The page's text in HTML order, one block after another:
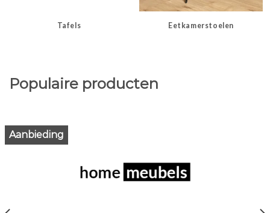
Tafels Eetkamerstoelen
Populaire producten
Aanbieding